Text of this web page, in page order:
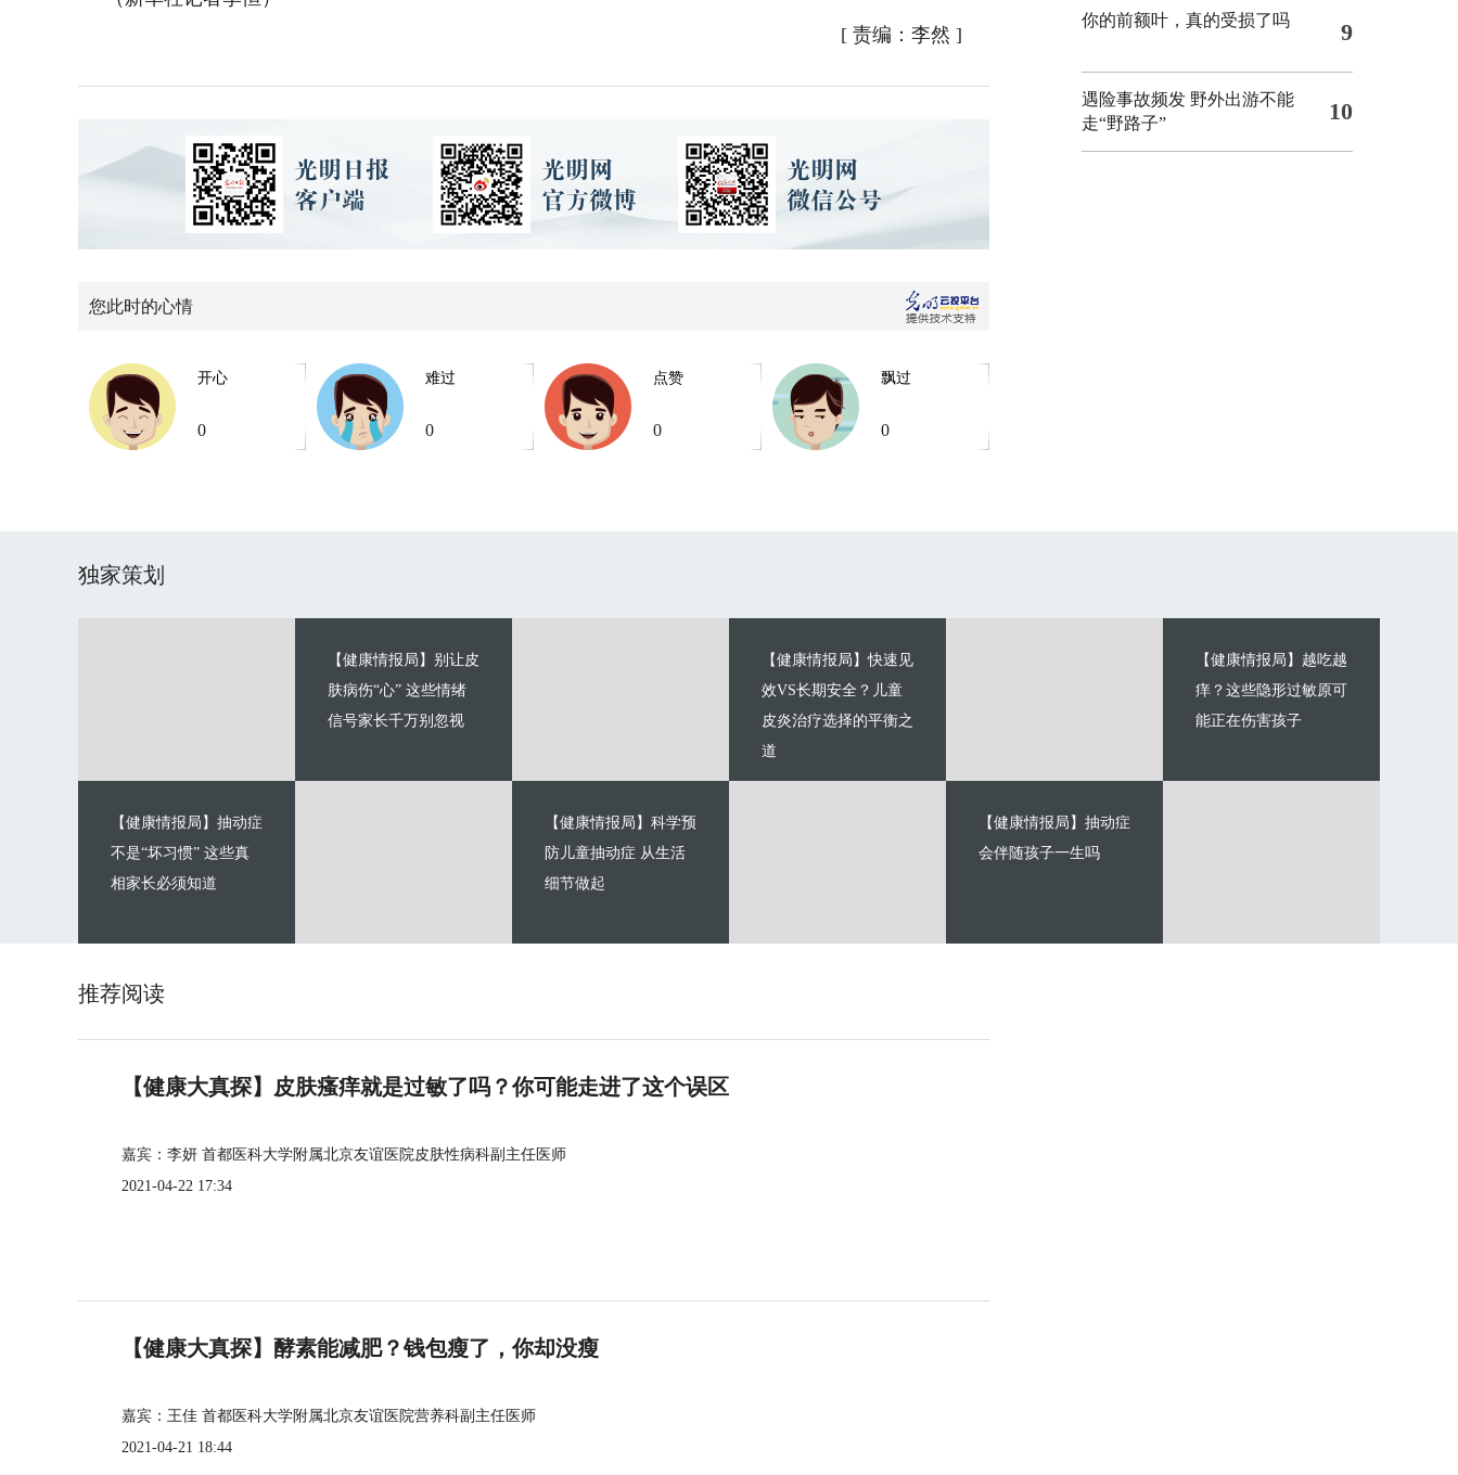
[ 责编：李然 ]
您此时的心情
开心
0
难过
0
点赞
0
飘过
0
你的前额叶，真的受损了吗 9
遇险事故频发 野外出游不能
走“野路子”
10
独家策划
【健康情报局】别让皮
肤病伤“心” 这些情绪
信号家长千万别忽视
【健康情报局】抽动症
不是“坏习惯” 这些真
相家长必须知道
【健康情报局】快速见
效VS长期安全？儿童
皮炎治疗选择的平衡之
道
【健康情报局】科学预
防儿童抽动症 从生活
细节做起
【健康情报局】越吃越
痒？这些隐形过敏原可
能正在伤害孩子
【健康情报局】抽动症
会伴随孩子一生吗
推荐阅读
【健康大真探】皮肤瘙痒就是过敏了吗？你可能走进了这个误区
嘉宾：李妍 首都医科大学附属北京友谊医院皮肤性病科副主任医师
2021-04-22 17:34
【健康大真探】酵素能减肥？钱包瘦了，你却没瘦
嘉宾：王佳 首都医科大学附属北京友谊医院营养科副主任医师
2021-04-21 18:44